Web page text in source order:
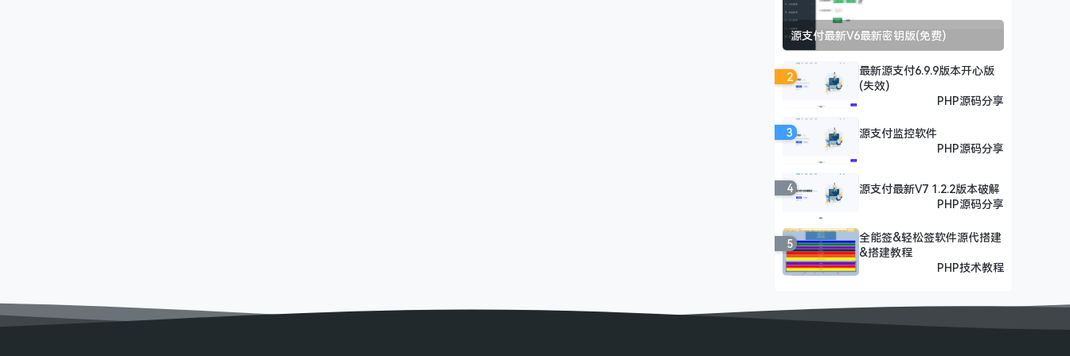
源支付最新V6最新密钥版(免费)
2
最新源支付6.9.9版本开心版
(失效)
PHP源码分享
3
源支付监控软件
PHP源码分享
4
源支付最新V7 1.2.2版本破解
PHP源码分享
5
全能签&轻松签软件源代搭建
&搭建教程
PHP技术教程